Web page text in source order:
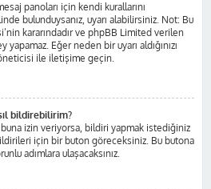
panoları için kendi kurallarını
bulunduysanız, uyarı alabilirsiniz. Not: Bu
kararındadır ve phpBB Limited verilen
Eğer neden bir uyarı aldığınızı
ile iletişime geçin.
bildirebilirim?
izin veriyorsa, bildiri yapmak istediğiniz
için bir buton göreceksiniz. Bu butona
adımlara ulaşacaksınız.